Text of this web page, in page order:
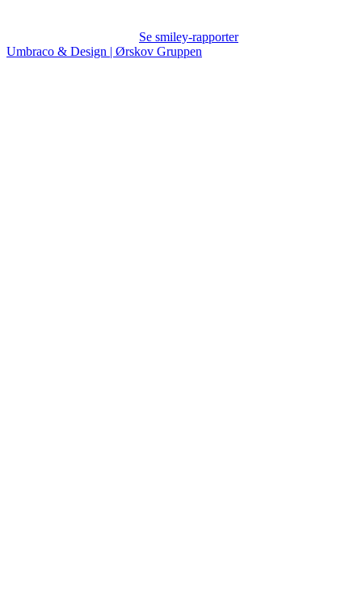
Se smiley-rapporter
Umbraco & Design | Ørskov Gruppen